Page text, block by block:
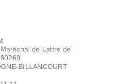
de Lattre de
BILLANCOURT